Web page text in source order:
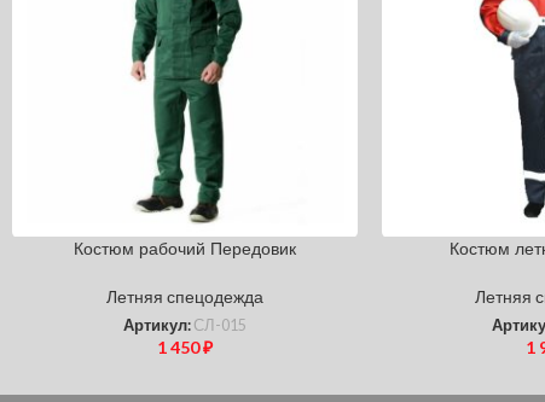
Костюм рабочий Передовик
Летняя спецодежда
Артикул: СЛ-015
1 450₽
Костюм
Летняя
1